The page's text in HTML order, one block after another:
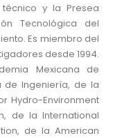
y la Presea
Tecnológica del
Es miembro del
desde 1994.
Mexicana de
de Ingeniería, de la
Hydro-Environment
de la International
de la American